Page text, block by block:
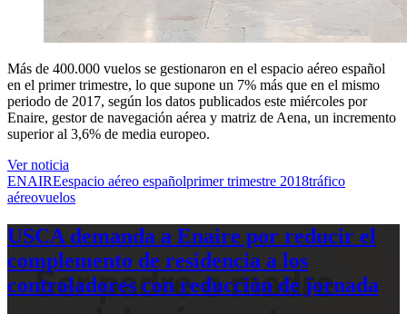
Más de 400.000 vuelos se gestionaron en el espacio aéreo español
en el primer trimestre, lo que supone un 7% más que en el mismo
periodo de 2017, según los datos publicados este miércoles por
Enaire, gestor de navegación aérea y matriz de Aena, un incremento
superior al 3,6% de media europeo.
Ver noticia
ENAIREespacio aéreo españolprimer trimestre 2018tráfico
aéreovuelos
USCA demanda a Enaire por reducir el
complemento de residencia a los
controladores con reducción de jornada